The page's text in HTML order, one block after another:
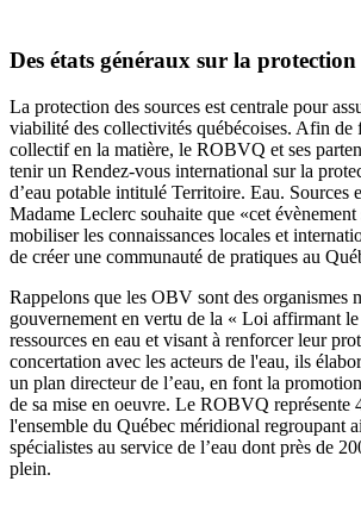
Des états généraux sur la protection
La protection des sources est centrale pour
viabilité des collectivités québécoises. Afin de
collectif en la matière, le ROBVQ et ses
tenir un Rendez-vous international sur la
d’eau potable intitulé Territoire. Eau. Sources
Madame Leclerc souhaite que «cet évènement
mobiliser les connaissances locales et
de créer une communauté de pratiques au
Rappelons que les OBV sont des organismes
gouvernement en vertu de la « Loi affirmant
ressources en eau et visant à renforcer leur
concertation avec les acteurs de l'eau, ils
un plan directeur de l’eau, en font la
de sa mise en oeuvre. Le ROBVQ représente
l'ensemble du Québec méridional regroupant
spécialistes au service de l’eau dont près de
plein.